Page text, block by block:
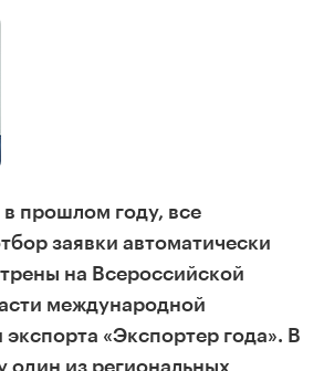
в прошлом году, все
заявки автоматически
на Всероссийской
международной
«Экспортер года». В
один из региональных